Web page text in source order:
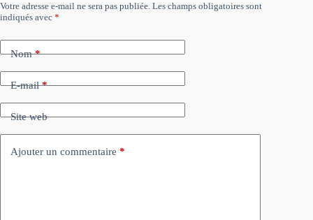
Votre adresse e-mail ne sera pas publiée. Les champs obligatoires sont
indiqués avec *
Nom*
E-mail*
Site web
Ajouter un commentaire *